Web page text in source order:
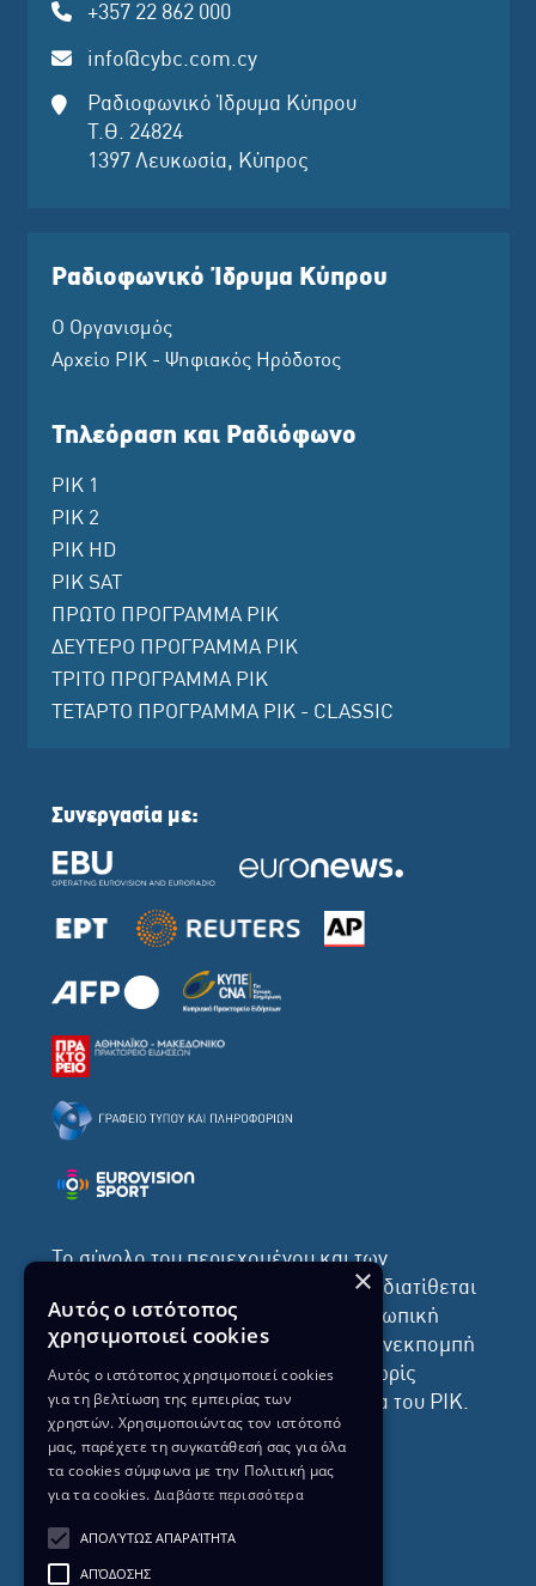
+357 22 862 000
info@cybc.com.cy
Ραδιοφωνικό Ίδρυμα Κύπρου
Τ.Θ. 24824
1397 Λευκωσία, Κύπρος
Ραδιοφωνικό Ίδρυμα Κύπρου
Ο Οργανισμός
Αρχείο ΡΙΚ - Ψηφιακός Ηρόδοτος
Τηλεόραση και Ραδιόφωνο
ΡΙΚ 1
ΡΙΚ 2
ΡΙΚ HD
ΡΙΚ SAT
ΠΡΩΤΟ ΠΡΟΓΡΑΜΜΑ ΡΙΚ
ΔΕΥΤΕΡΟ ΠΡΟΓΡΑΜΜΑ ΡΙΚ
ΤΡΙΤΟ ΠΡΟΓΡΑΜΜΑ ΡΙΚ
ΤΕΤΑΡΤΟ ΠΡΟΓΡΑΜΜΑ ΡΙΚ - CLASSIC
Συνεργασία με:
Το σύνολο του περιεχομένου και των
υπηρεσιών της ιστοσελίδας του ΡΙΚ διατίθεται
στους επισκέπτες αυστηρά για προσωπική
χρήση. Απαγορεύεται η χρήση ή επανεκπομπή
του, σε οποιοδήποτε μορφή, με ή χωρίς
επεξεργασία και χωρίς γραπτή άδεια του ΡΙΚ.
ΔΙΚΑΙΩΜΑ ΠΡΟΣΤΑΣΙΑΣ ΔΕΔΟΜΕΝΩΝ
ΠΟΛΙΤΙΚΗ ΑΠΟΡΡΗΤΟΥ
ΔΙΑΘΕΣΗ ΑΡΧΕΙΑΚΟΥ ΥΛΙΚΟΥ
×
Αυτός ο ιστότοπος
χρησιμοποιεί cookies
Αυτός ο ιστότοπος χρησιμοποιεί cookies
για τη βελτίωση της εμπειρίας των
χρηστών. Χρησιμοποιώντας τον ιστότοπό
μας, παρέχετε τη συγκατάθεσή σας για όλα
τα cookies σύμφωνα με την Πολιτική μας
για τα cookies. Διαβάστε περισσότερα
ΑΠΟΛΎΤΩΣ ΑΠΑΡΑΊΤΗΤΑ
ΑΠΌΔΟΣΗΣ